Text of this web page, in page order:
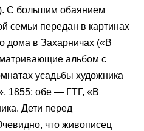
С большим обаянием
семьи передан в картинах
дома в Захарничах («В
альбом с
усадьбы художника
1855; обе — ГТГ, «В
Дети перед
что живописец